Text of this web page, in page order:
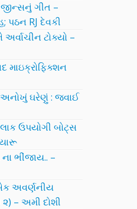
જીન્સનું ગીત –
પઠન RJ દેવકી
ટોક્યો –
માઇક્રોફિક્શન
ઘરેણું : જવાઈ
ઉપયોગી બોટ્સ
ભીંજાય.. –
અવર્ણનીય
– અમી દોશી